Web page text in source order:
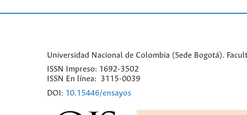
Universidad Nacional de Colombia (Sede Bogotá).
ISSN Impreso: 1692-3502
ISSN En línea: 3115-0039
DOI: 10.15446/ensayos